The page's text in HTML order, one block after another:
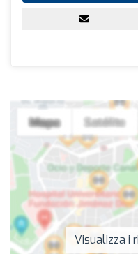
Visualizza i